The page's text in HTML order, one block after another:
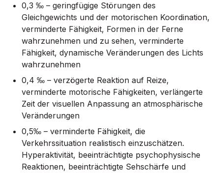
0,3 ‰ – geringfügige Störungen des
Gleichgewichts und der motorischen Koordination,
verminderte Fähigkeit, Formen in der Ferne
wahrzunehmen und zu sehen, verminderte
Fähigkeit, dynamische Veränderungen des Lichts
wahrzunehmen
0,4 ‰ – verzögerte Reaktion auf Reize,
verminderte motorische Fähigkeiten, verlängerte
Zeit der visuellen Anpassung an atmosphärische
Veränderungen
0,5‰ – verminderte Fähigkeit, die
Verkehrssituation realistisch einzuschätzen.
Hyperaktivität, beeinträchtigte psychophysische
Reaktionen, beeinträchtigte Sehschärfe und